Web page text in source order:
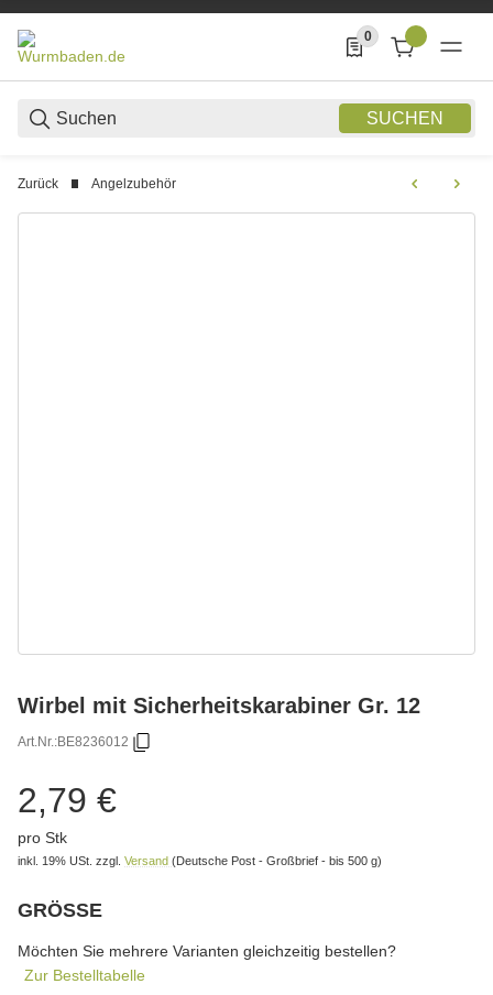
SUCHEN
0
0 Produkte in der
Zurück Angelzubehör
Wirbel mit Sicherheitskarabiner Gr. 12
Art.Nr.:BE8236012
2,79 €
pro Stk
inkl. 19% USt. zzgl. Versand (Deutsche Post - Großbrief - bis 500 g)
GRÖSSE
Möchten Sie mehrere Varianten gleichzeitig bestellen?
Zur Bestelltabelle